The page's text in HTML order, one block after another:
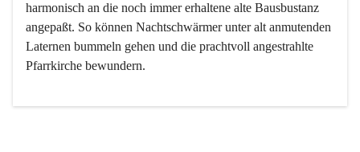
harmonisch an die noch immer erhaltene alte Bausbustanz
angepaßt. So können Nachtschwärmer unter alt anmutenden
Laternen bummeln gehen und die prachtvoll angestrahlte
Pfarrkirche bewundern.
Der Weinbau dominert heute nicht mehr, ist aber integrativer